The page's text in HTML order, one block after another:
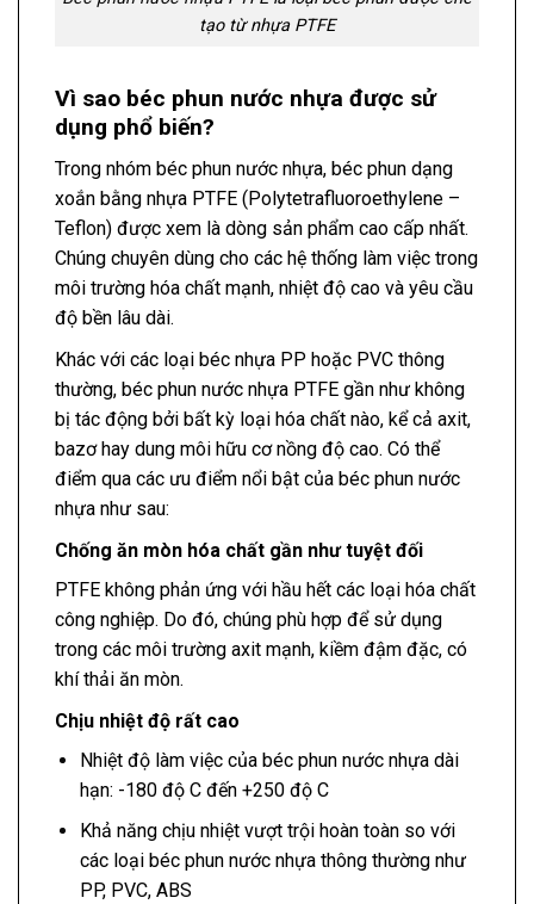
tạo từ nhựa PTFE
Vì sao béc phun nước nhựa được sử
dụng phổ biến?
Trong nhóm béc phun nước nhựa, béc phun dạng
xoắn bằng nhựa PTFE (Polytetrafluoroethylene –
Teflon) được xem là dòng sản phẩm cao cấp nhất.
Chúng chuyên dùng cho các hệ thống làm việc trong
môi trường hóa chất mạnh, nhiệt độ cao và yêu cầu
độ bền lâu dài.
Khác với các loại béc nhựa PP hoặc PVC thông
thường, béc phun nước nhựa PTFE gần như không
bị tác động bởi bất kỳ loại hóa chất nào, kể cả axit,
bazơ hay dung môi hữu cơ nồng độ cao. Có thể
điểm qua các ưu điểm nổi bật của béc phun nước
nhựa như sau:
Chống ăn mòn hóa chất gần như tuyệt đối
PTFE không phản ứng với hầu hết các loại hóa chất
công nghiệp. Do đó, chúng phù hợp để sử dụng
trong các môi trường axit mạnh, kiềm đậm đặc, có
khí thải ăn mòn.
Chịu nhiệt độ rất cao
Nhiệt độ làm việc của béc phun nước nhựa dài
hạn: -180 độ C đến +250 độ C
Khả năng chịu nhiệt vượt trội hoàn toàn so với
các loại béc phun nước nhựa thông thường như
PP, PVC, ABS